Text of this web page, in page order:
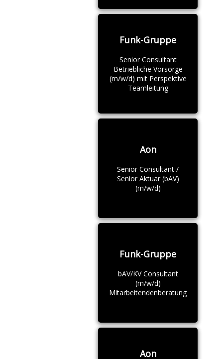
Funk-Gruppe
Senior Consultant
Betriebliche Vorsorge
(m/w/d) mit Perspektive
Teamleitung
Aon
Senior Consultant /
Senior Aktuar (bAV)
(m/w/d)
Funk-Gruppe
bAV/KV Consultant
(m/w/d)
Mitarbeitendenberatung
Aon